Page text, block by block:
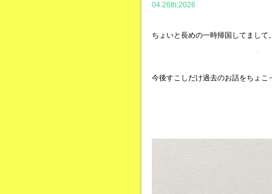
04.26th,2026
ちょいと長めの一時帰国してまして
今後すこしだけ過去のお話をちょこ